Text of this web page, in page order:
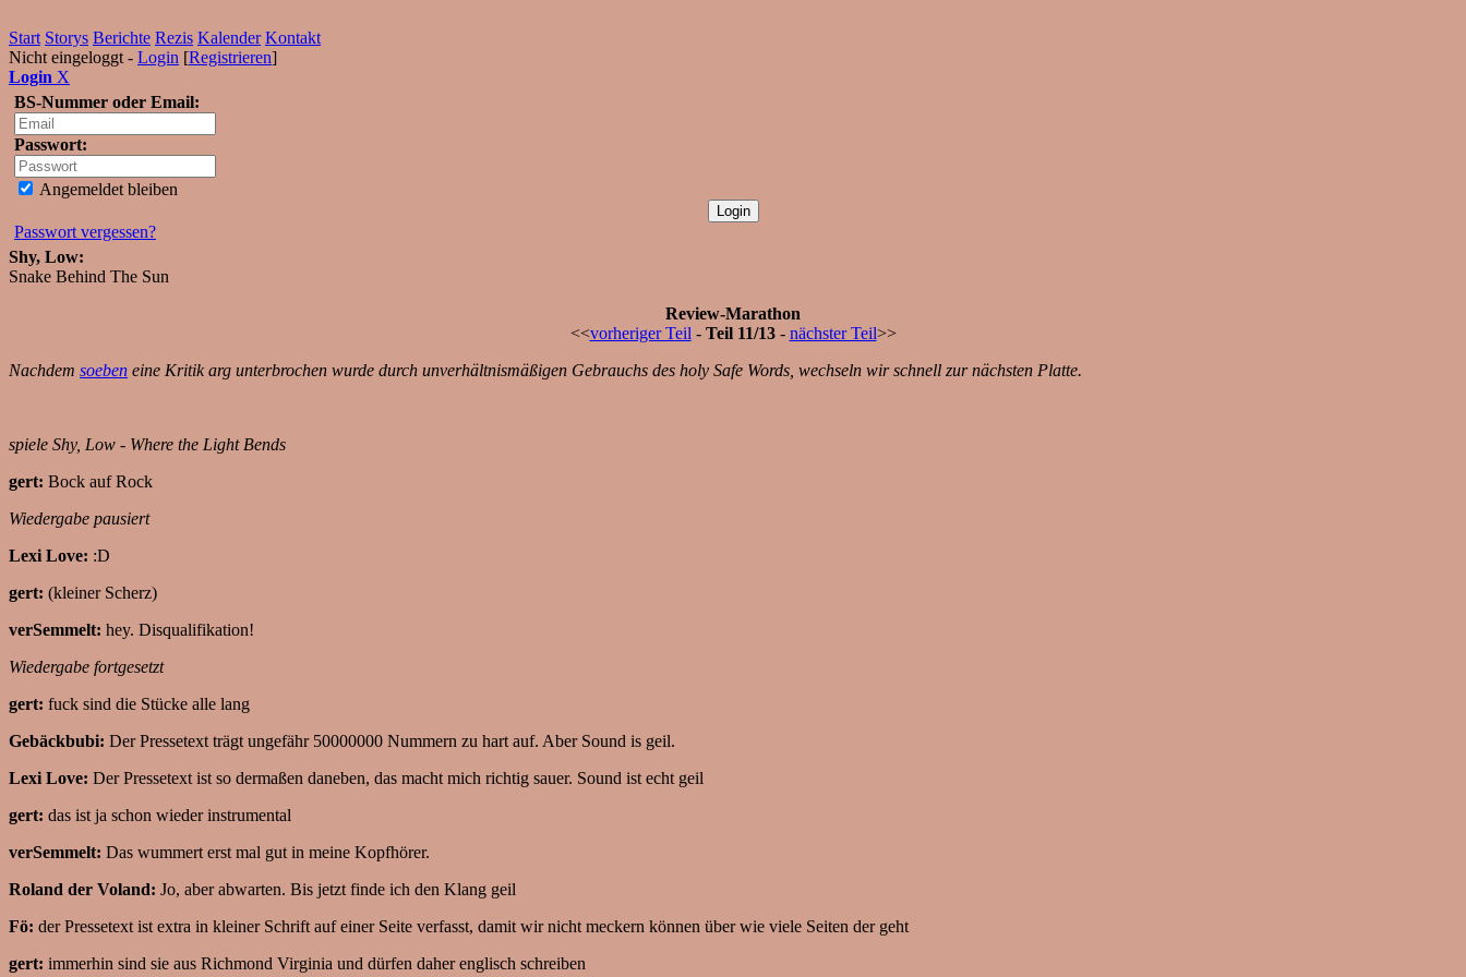
Start Storys Berichte Rezis Kalender Kontakt
Nicht eingeloggt - Login [Registrieren]
Login X
BS-Nummer oder Email:
Passwort:
Angemeldet bleiben
Passwort vergessen?
Shy, Low:
Snake Behind The Sun
Review-Marathon
<<vorheriger Teil - Teil 11/13- nächster Teil>>
Nachdem soeben eine Kritik arg unterbrochen wurde durch unverhältnismäßigen Gebrauchs des holy Safe Words, wechseln wir schnell zur nächsten Platte.
spiele Shy, Low - Where the Light Bends
gert: Bock auf Rock
Wiedergabe pausiert
Lexi Love: :D
gert: (kleiner Scherz)
verSemmelt: hey. Disqualifikation!
Wiedergabe fortgesetzt
gert: fuck sind die Stücke alle lang
Gebäckbubi: Der Pressetext trägt ungefähr 50000000 Nummern zu hart auf. Aber Sound is geil.
Lexi Love: Der Pressetext ist so dermaßen daneben, das macht mich richtig sauer. Sound ist echt geil
gert: das ist ja schon wieder instrumental
verSemmelt: Das wummert erst mal gut in meine Kopfhörer.
Roland der Voland: Jo, aber abwarten. Bis jetzt finde ich den Klang geil
Fö: der Pressetext ist extra in kleiner Schrift auf einer Seite verfasst, damit wir nicht meckern können über wie viele Seiten der geht
gert: immerhin sind sie aus Richmond Virginia und dürfen daher englisch schreiben